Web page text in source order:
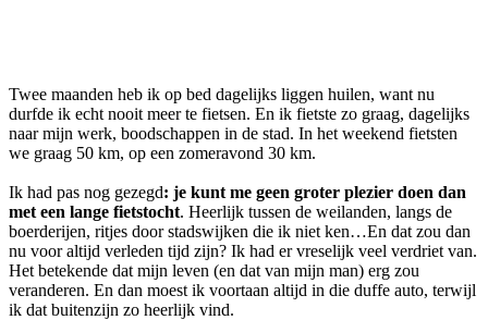
Twee maanden heb ik op bed dagelijks liggen huilen, want nu
durfde ik echt nooit meer te fietsen. En ik fietste zo graag, dagelijks
naar mijn werk, boodschappen in de stad. In het weekend fietsten
we graag 50 km, op een zomeravond 30 km.
Ik had pas nog gezegd: je kunt me geen groter plezier doen dan
met een lange fietstocht. Heerlijk tussen de weilanden, langs de
boerderijen, ritjes door stadswijken die ik niet ken…En dat zou dan
nu voor altijd verleden tijd zijn? Ik had er vreselijk veel verdriet van.
Het betekende dat mijn leven (en dat van mijn man) erg zou
veranderen. En dan moest ik voortaan altijd in die duffe auto, terwijl
ik dat buitenzijn zo heerlijk vind.